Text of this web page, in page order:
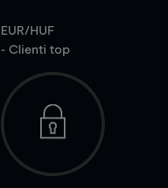
EUR/HUF
- Clienti top